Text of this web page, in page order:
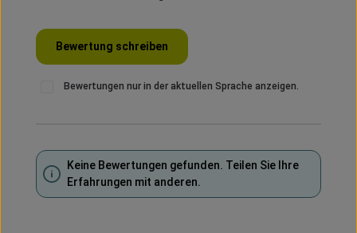
Bewertung schreiben
Bewertungen nur in der aktuellen Sprache anzeigen.
Keine Bewertungen gefunden. Teilen Sie Ihre
Erfahrungen mit anderen.